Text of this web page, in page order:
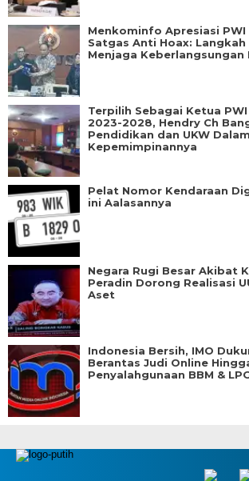
Menkominfo Apresiasi
Satgas Anti Hoax: Langkah
Menjaga Keberlangsungan
Terpilih Sebagai Ketua
2023-2028, Hendry Ch
Pendidikan dan UKW Dalam
Kepemimpinannya
Pelat Nomor Kendaraan
ini Aalasannya
Negara Rugi Besar Akibat
Peradin Dorong Realisasi
Aset
Indonesia Bersih, IMO
Berantas Judi Online
Penyalahgunaan BBM &